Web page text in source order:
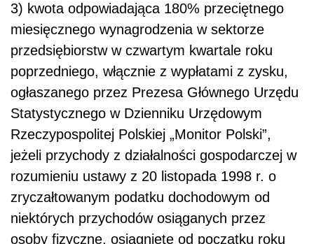
3) kwota odpowiadająca 180% przeciętnego
miesięcznego wynagrodzenia w sektorze
przedsiębiorstw w czwartym kwartale roku
poprzedniego, włącznie z wypłatami z zysku,
ogłaszanego przez Prezesa Głównego Urzędu
Statystycznego w Dzienniku Urzędowym
Rzeczypospolitej Polskiej „Monitor Polski”,
jeżeli przychody z działalności gospodarczej w
rozumieniu ustawy z 20 listopada 1998 r. o
zryczałtowanym podatku dochodowym od
niektórych przychodów osiąganych przez
osoby fizyczne, osiągnięte od początku roku